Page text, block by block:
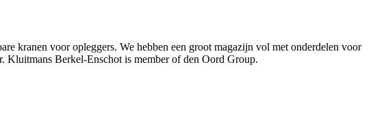
kranen voor opleggers. We hebben een groot magazijn vol met onderdelen voor
Kluitmans Berkel-Enschot is member of den Oord Group.